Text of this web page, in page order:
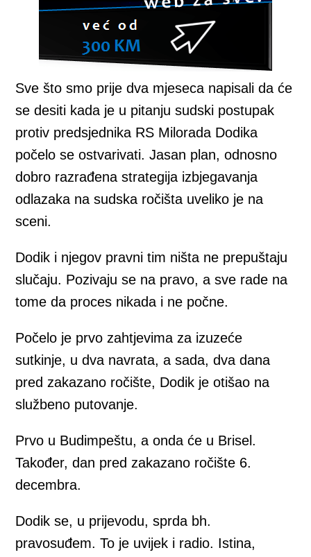
Sve što smo prije dva mjeseca napisali da će
se desiti kada je u pitanju sudski postupak
protiv predsjednika RS Milorada Dodika
počelo se ostvarivati. Jasan plan, odnosno
dobro razrađena strategija izbjegavanja
odlazaka na sudska ročišta uveliko je na
sceni.
Dodik i njegov pravni tim ništa ne prepuštaju
slučaju. Pozivaju se na pravo, a sve rade na
tome da proces nikada i ne počne.
Počelo je prvo zahtjevima za izuzeće
sutkinje, u dva navrata, a sada, dva dana
pred zakazano ročište, Dodik je otišao na
službeno putovanje.
Prvo u Budimpeštu, a onda će u Brisel.
Također, dan pred zakazano ročište 6.
decembra.
Dodik se, u prijevodu, sprda bh.
pravosuđem. To je uvijek i radio. Istina,